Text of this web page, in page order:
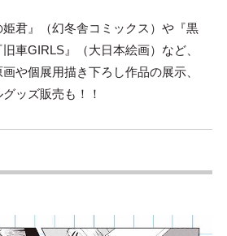
君』（幻冬舎コミックス）や『黒
車GIRLS』（大日本絵画）など、
や個展用描き下ろし作品の展示、
ッズ販売も！！